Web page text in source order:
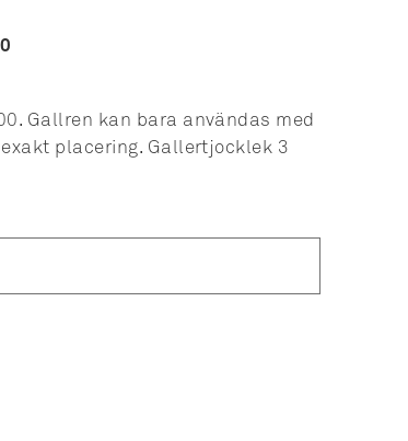
Gallren kan bara användas med
placering. Gallertjocklek 3